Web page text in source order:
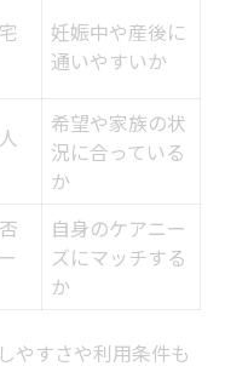
妊娠中や産後に
通いやすいか
希望や家族の状
況に合っている
か
自身のケアニー
ズにマッチする
か
やすさや利用条件も